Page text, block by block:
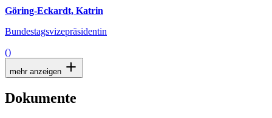
Göring-Eckardt, Katrin
Bundestagsvizepräsidentin
()
mehr anzeigen
Dokumente